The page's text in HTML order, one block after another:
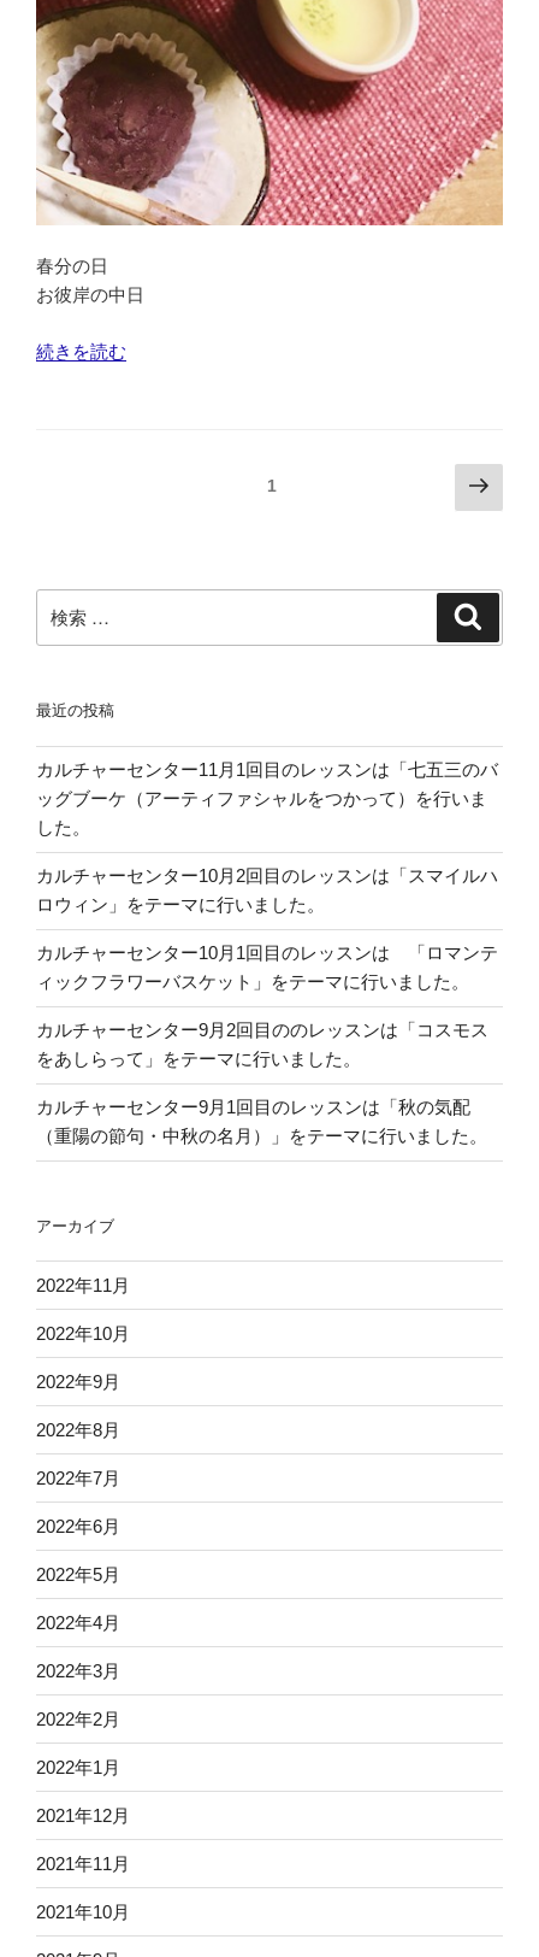
春分の日
お彼岸の中日
“お
様
へ
祈
り
を
こ
め
て”
の
続きを読む
ゲ
ー
ョ
ン
1
次
の
ジ
索:
最近の投稿
カルチャーセンター11月1回目のレッスンは「七五三のバ
ッグブーケ（アーティファシャルをつかって）を行いま
した。
カルチャーセンター10月2回目のレッスンは「スマイルハ
ロウィン」をテーマに行いました。
カルチャーセンター10月1回目のレッスンは 「ロマンテ
ィックフラワーバスケット」をテーマに行いました。
カルチャーセンター9月2回目ののレッスンは「コスモス
をあしらって」をテーマに行いました。
カルチャーセンター9月1回目のレッスンは「秋の気配
（重陽の節句・中秋の名月）」をテーマに行いました。
アーカイブ
2022年11月
2022年10月
2022年9月
2022年8月
2022年7月
2022年6月
2022年5月
2022年4月
2022年3月
2022年2月
2022年1月
2021年12月
2021年11月
2021年10月